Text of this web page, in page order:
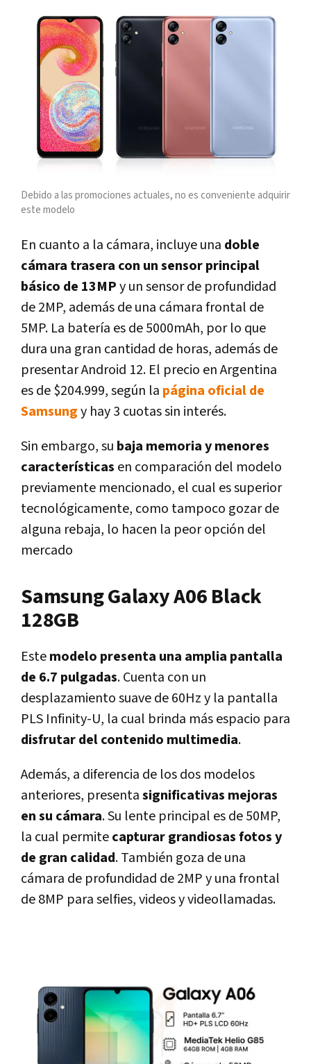
Debido a las promociones actuales, no es conveniente adquirir
este modelo
En cuanto a la cámara, incluye una doble
cámara trasera con un sensor principal
básico de 13MPy un sensor de profundidad
de 2MP, además de una cámara frontal de
5MP. La batería es de 5000mAh, por lo que
dura una gran cantidad de horas, además de
presentar Android 12. El precio en Argentina
es de $204.999, según la página oficial de
Samsungy hay 3 cuotas sin interés.
Sin embargo, su baja memoria y menores
características en comparación del modelo
previamente mencionado, el cual es superior
tecnológicamente, como tampoco gozar de
alguna rebaja, lo hacen la peor opción del
mercado
Samsung Galaxy A06 Black
128GB
Estemodelo presenta una amplia pantalla
de 6.7 pulgadas. Cuenta con un
desplazamiento suave de 60Hz y la pantalla
PLS Infinity-U, la cual brinda más espacio para
disfrutar del contenido multimedia.
Además, a diferencia de los dos modelos
anteriores, presentasignificativas mejoras
en su cámara. Su lente principal es de 50MP,
la cual permitecapturar grandiosas fotos y
de gran calidad. También goza de una
cámara de profundidad de 2MP y una frontal
de 8MP para selfies, videos y videollamadas.